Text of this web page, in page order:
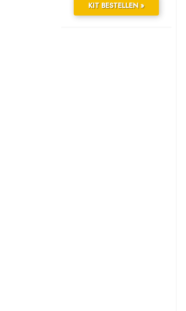
KIT BESTELLEN »